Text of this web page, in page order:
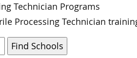
Technician Programs
Processing Technician